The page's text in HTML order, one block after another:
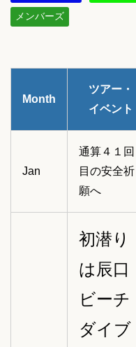
メンバーズ
Month
ツアー・
イベント
Jan
通算４１回
目の安全祈
願へ
初潜り
は辰口
ビーチ
ダイブ